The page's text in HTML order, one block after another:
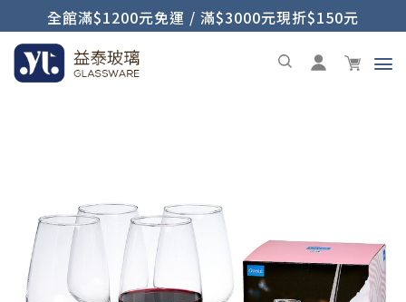
全館滿$1200元免運 / 滿$3000元現折$150元